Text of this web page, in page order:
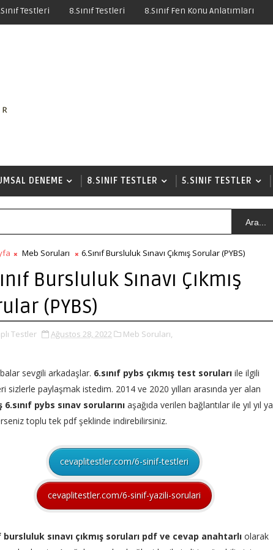
Testleri 8.Sınıf Testleri 8.Sınıf Fen Konu Anlatımları
DENEME 8.SINIF TESTLER 5.SINIF TESTLER
Ara...
Meb Soruları 6.Sınıf Bursluluk Sınavı Çıkmış Sorular (PYBS)
Bursluluk Sınavı Çıkmış
(PYBS)
Testler Ağustos 28, 2022 Meb Soruları,
sevgili arkadaşlar. 6.sınıf pybs çıkmış test soruları ile ilgili
sizlerle paylaşmak istedim. 2014 ve 2020 yılları arasında yer alan
6.sınıf pybs sınav sorularını aşağıda verilen bağlantılar ile yıl yıl ya
toplu tek pdf şeklinde indirebilirsiniz.
cevaplitestler.com/6-sinif-testleri
cevaplitestler.com/6-sinif-yazili-sorulari
bursluluk sınavı çıkmış soruları pdf ve cevap anahtarlı olarak